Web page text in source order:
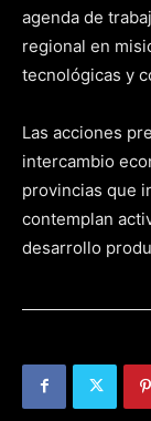
agenda de
regional en
tecnológicas y
Las acciones
intercambio
provincias que
contemplan
desarrollo